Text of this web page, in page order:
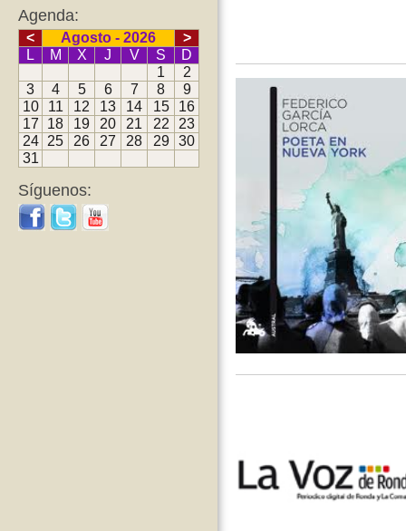
Agenda:
< Agosto - 2026
>
L
M X J V S
D
1
2
3
4 5 6 7 8
9
10
11 12 13 14 15
16
17
18 19 20 21 22
23
24
25 26 27 28 29
30
31
Síguenos: